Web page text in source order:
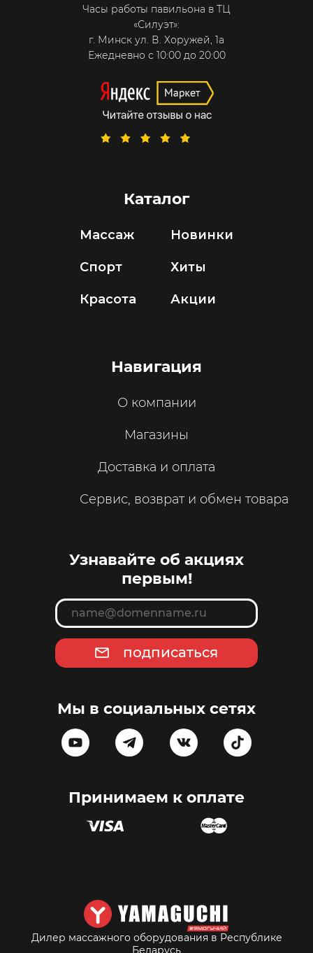
Часы работы павильона в ТЦ
«Силуэт»:
г. Минск ул. В. Хоружей, 1а
Ежедневно с 10:00 до 20:00
Каталог
Массаж
Спорт
Красота
Новинки
Хиты
Акции
Навигация
О компании
Магазины
Доставка и оплата
Сервис, возврат и обмен товара
Узнавайте об акциях
первым!
подписаться
Мы в социальных сетях
Принимаем к оплате
Дилер массажного оборудования в Республике
Беларусь